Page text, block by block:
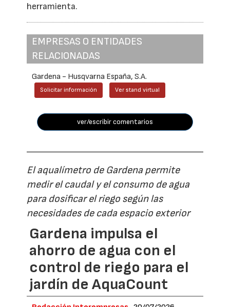
herramienta.
EMPRESAS O ENTIDADES
RELACIONADAS
Gardena - Husqvarna España, S.A.
Solicitar información Ver stand virtual
ver/escribir comentarios
El aqualímetro de Gardena permite
medir el caudal y el consumo de agua
para dosificar el riego según las
necesidades de cada espacio exterior
Gardena impulsa el
ahorro de agua con el
control de riego para el
jardín de AquaCount